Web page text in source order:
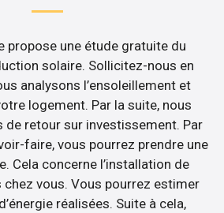
propose une étude gratuite du
solaire. Sollicitez-nous en
analysons l’ensoleillement et
logement. Par la suite, nous
de retour sur investissement. Par
faire, vous pourrez prendre une
Cela concerne l’installation de
chez vous. Vous pourrez estimer
réalisées. Suite à cela,